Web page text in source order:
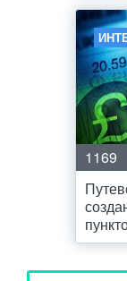
1169